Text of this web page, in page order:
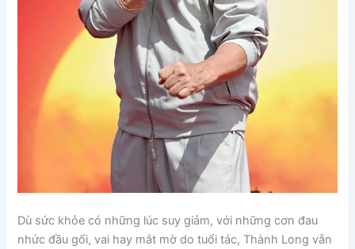
Dù sức khỏe có những lúc suy giảm, với những cơn đau
nhức đầu gối, vai hay mắt mờ do tuổi tác, Thành Long vẫn